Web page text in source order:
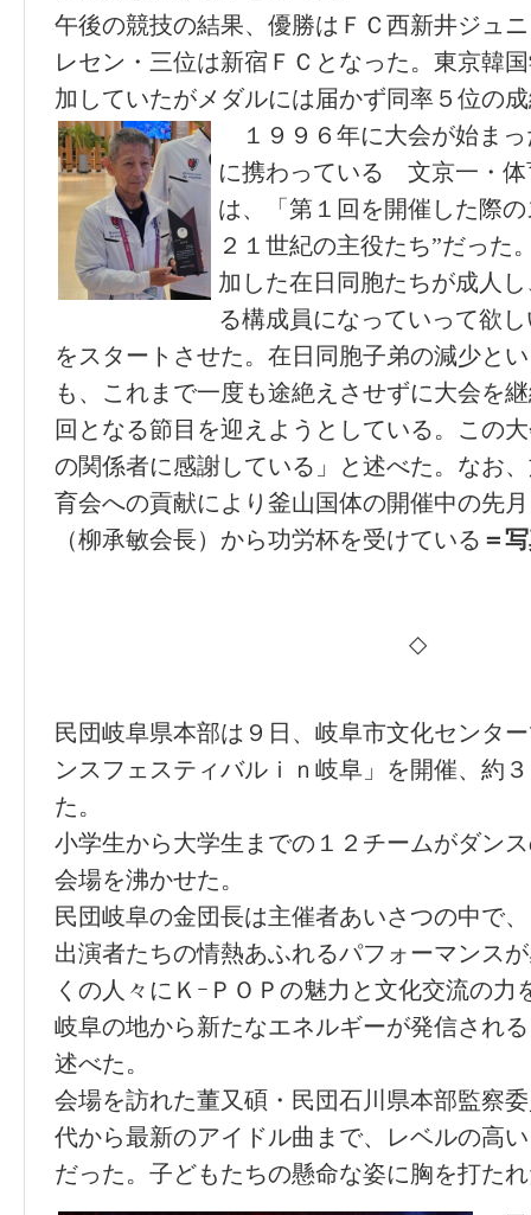
午後の競技の結果、優勝はＦＣ西新井ジュ
レセン・三位は新宿ＦＣとなった。東京韓
加していたがメダルには届かず同率５位の
１９９６年に大会が始ま
に携わっている 文京一・体
は、「第１回を開催した際
２１世紀の主役たち”だった
加した在日同胞たちが成人
る構成員になっていって欲
をスタートさせた。在日同胞子弟の減少と
も、これまで一度も途絶えさせずに大会を
回となる節目を迎えようとしている。この
の関係者に感謝している」と述べた。なお
育会への貢献により釜山国体の開催中の先
（柳承敏会長）から功労杯を受けている ＝
◇
民団岐阜県本部は９日、岐阜市文化センタ
ンスフェスティバルｉｎ岐阜」を開催、約
た。
小学生から大学生までの１２チームがダン
会場を沸かせた。
民団岐阜の金団長は主催者あいさつの中で
出演者たちの情熱あふれるパフォーマンス
くの人々にＫｰＰＯＰの魅力と文化交流の力
岐阜の地から新たなエネルギーが発信され
述べた。
会場を訪れた董又碩・民団石川県本部監察
代から最新のアイドル曲まで、レベルの高
だった。子どもたちの懸命な姿に胸を打た